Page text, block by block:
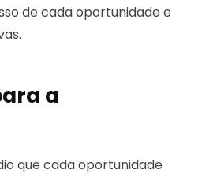
de cada oportunidade e
a
que cada oportunidade